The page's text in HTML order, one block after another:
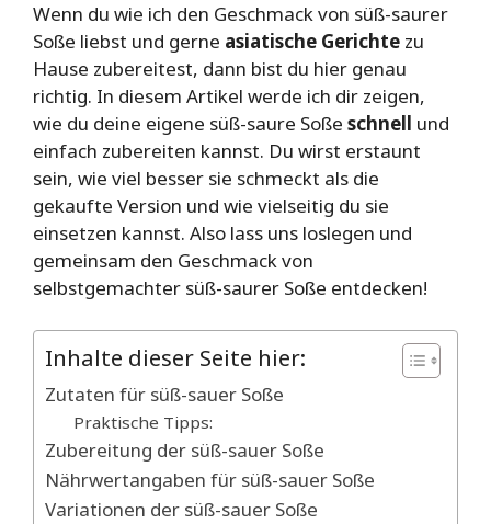
Wenn du wie ich den Geschmack von süß-saurer
Soße liebst und gerne asiatische Gerichte zu
Hause zubereitest, dann bist du hier genau
richtig. In diesem Artikel werde ich dir zeigen,
wie du deine eigene süß-saure Soße schnell und
einfach zubereiten kannst. Du wirst erstaunt
sein, wie viel besser sie schmeckt als die
gekaufte Version und wie vielseitig du sie
einsetzen kannst. Also lass uns loslegen und
gemeinsam den Geschmack von
selbstgemachter süß-saurer Soße entdecken!
Inhalte dieser Seite hier:
Zutaten für süß-sauer Soße
Praktische Tipps:
Zubereitung der süß-sauer Soße
Nährwertangaben für süß-sauer Soße
Variationen der süß-sauer Soße